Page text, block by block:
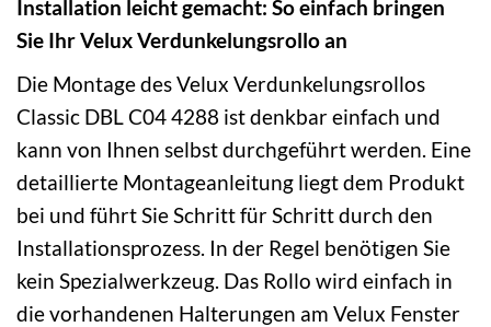
Installation leicht gemacht: So einfach bringen
Sie Ihr Velux Verdunkelungsrollo an
Die Montage des Velux Verdunkelungsrollos
Classic DBL C04 4288 ist denkbar einfach und
kann von Ihnen selbst durchgeführt werden. Eine
detaillierte Montageanleitung liegt dem Produkt
bei und führt Sie Schritt für Schritt durch den
Installationsprozess. In der Regel benötigen Sie
kein Spezialwerkzeug. Das Rollo wird einfach in
die vorhandenen Halterungen am Velux Fenster